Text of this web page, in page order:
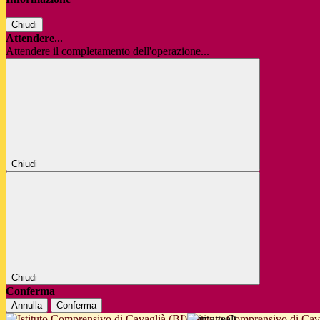
Chiudi
Attendere...
Attendere il completamento dell'operazione...
Chiudi
Chiudi
Conferma
Annulla Conferma